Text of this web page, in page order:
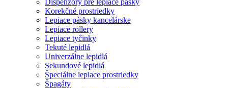
Dispenzory pre lepiace pásky
Korekčné prostriedky
Lepiace pásky kancelárske
Lepiace rollery
Lepiace tyčinky
Tekuté lepidlá
Univerzálne lepidlá
Sekundové lepidlá
Špeciálne lepiace prostriedky
Špagáty